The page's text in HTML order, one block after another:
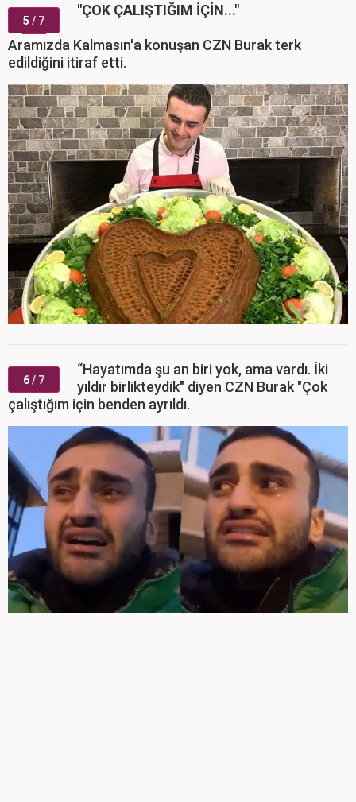
5 / 7
"ÇOK ÇALIŞTIĞIM İÇİN..."
Aramızda Kalmasın'a konuşan CZN Burak terk
edildiğini itiraf etti.
6/ 7
“Hayatımda şu an biri yok, ama vardı. İki
yıldır birlikteydik" diyen CZN Burak "Çok
çalıştığım için benden ayrıldı.